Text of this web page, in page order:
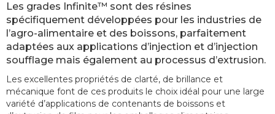
Les grades Infinite™ sont des résines
spécifiquement développées pour les industries de
l’agro-alimentaire et des boissons, parfaitement
adaptées aux applications d’injection et d’injection
soufflage mais également au processus d’extrusion.
Les excellentes propriétés de clarté, de brillance et
mécanique font de ces produits le choix idéal pour une large
variété d’applications de contenants de boissons et